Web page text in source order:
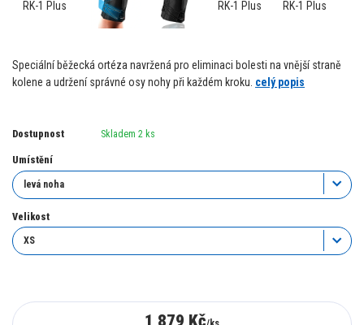
Speciální běžecká ortéza navržená pro eliminaci bolesti na vnější straně
kolene a udržení správné osy nohy při každém kroku. celý popis
Dostupnost Skladem 2 ks
Umístění
Velikost